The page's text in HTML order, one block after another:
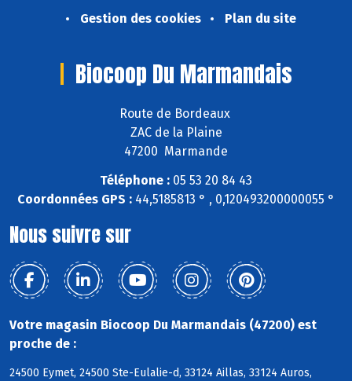
Gestion des cookies
Plan du site
Biocoop Du Marmandais
Route de Bordeaux
ZAC de la Plaine
47200 Marmande
Téléphone : 05 53 20 84 43
Coordonnées GPS : 44,5185813 ° , 0,120493200000055 °
Nous suivre sur
Votre magasin Biocoop Du Marmandais (47200) est
proche de :
24500 Eymet, 24500 Ste-Eulalie-d, 33124 Aillas, 33124 Auros,